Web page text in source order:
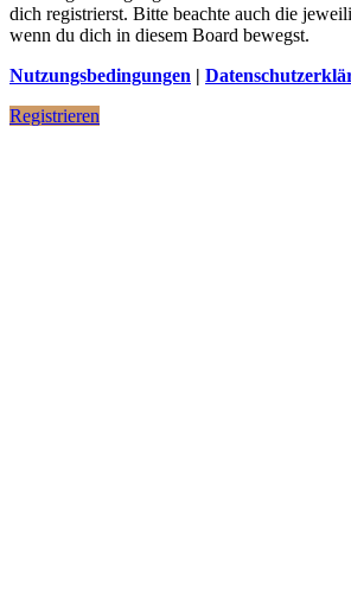
dich registrierst. Bitte beachte auch die
wenn du dich in diesem Board bewegst.
Nutzungsbedingungen |
Registrieren